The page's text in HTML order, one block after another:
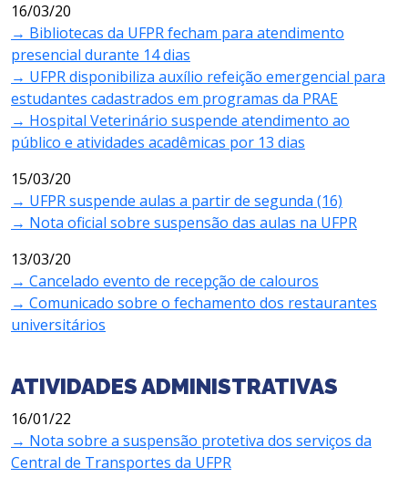
16/03/20
→ Bibliotecas da UFPR fecham para atendimento
presencial durante 14 dias
→ UFPR disponibiliza auxílio refeição emergencial para
estudantes cadastrados em programas da PRAE
→ Hospital Veterinário suspende atendimento ao
público e atividades acadêmicas por 13 dias
15/03/20
→ UFPR suspende aulas a partir de segunda (16)
→ Nota oficial sobre suspensão das aulas na UFPR
13/03/20
→ Cancelado evento de recepção de calouros
→ Comunicado sobre o fechamento dos restaurantes
universitários
ATIVIDADES ADMINISTRATIVAS
16/01/22
→ Nota sobre a suspensão protetiva dos serviços da
Central de Transportes da UFPR